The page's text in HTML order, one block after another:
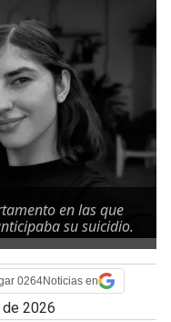
en las que
su suicidio.
0264Noticias en
de 2026